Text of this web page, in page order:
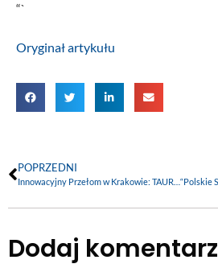
“`
Oryginał artykułu
POPRZEDNI
Dodaj komentarz